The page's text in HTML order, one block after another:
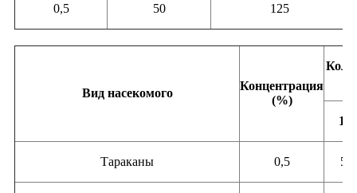
0,5 50 125
Вид насекомого
Концентрация
(%)
1 л
Тараканы 0,5 50